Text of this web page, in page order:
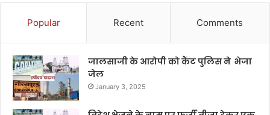
Popular Recent Comments
जालसाजी के आरोपी को कैंट पुलिस ने भेजा
जेल
January 3, 2025